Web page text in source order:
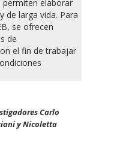
permiten elaborar
de larga vida. Para
se ofrecen
de
el fin de trabajar
Carlo
y Nicoletta